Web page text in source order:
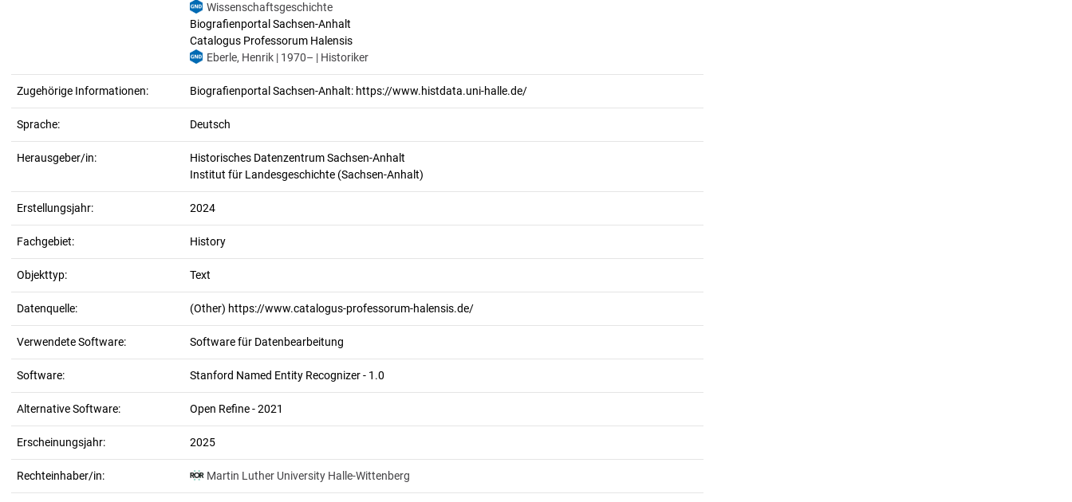
Wissenschaftsgeschichte
Biografienportal Sachsen-Anhalt
Catalogus Professorum Halensis
Eberle, Henrik | 1970– | Historiker
Zugehörige Informationen: Biografienportal Sachsen-Anhalt: https://www.histdata.uni-halle.de/
Sprache: Deutsch
Herausgeber/in:
Historisches Datenzentrum Sachsen-Anhalt
Institut für Landesgeschichte (Sachsen-Anhalt)
Erstellungsjahr: 2024
Fachgebiet: History
Objekttyp: Text
Datenquelle: (Other) https://www.catalogus-professorum-halensis.de/
Verwendete Software: Software für Datenbearbeitung
Software: Stanford Named Entity Recognizer - 1.0
Alternative Software: Open Refine - 2021
Erscheinungsjahr: 2025
Rechteinhaber/in: Martin Luther University Halle-Wittenberg